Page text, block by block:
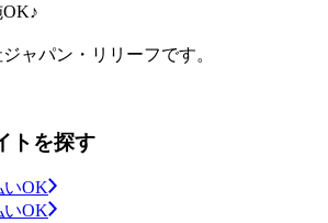
ャパン・リリーフです。
トを探す
いOK
いOK